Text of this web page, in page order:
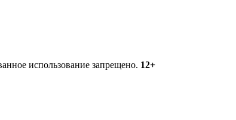
использование запрещено. 12+